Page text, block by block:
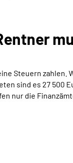
Steuern zahlen.
sind es 27 500
nur die